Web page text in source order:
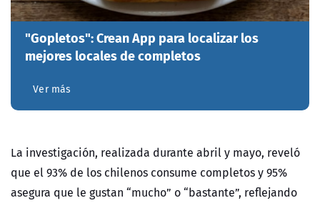
"Gopletos": Crean App para localizar los
mejores locales de completos
Ver más
La investigación, realizada durante abril y mayo, reveló
que el 93% de los chilenos consume completos y 95%
asegura que le gustan “mucho” o “bastante”, reflejando